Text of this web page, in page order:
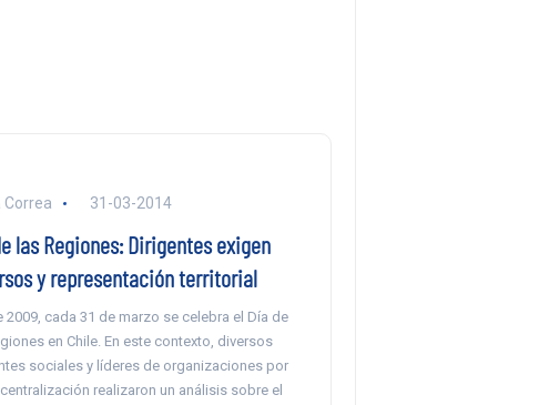
Correa 31-03-2014
las Regiones: Dirigentes exigen
y representación territorial
2009, cada 31 de marzo se celebra el Día de
en Chile. En este contexto, diversos
sociales y líderes de organizaciones por
realizaron un análisis sobre el